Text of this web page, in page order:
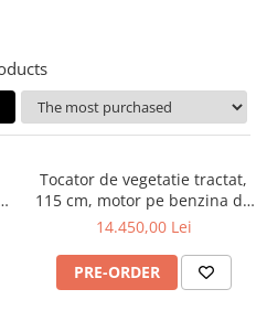
Tocator de vegetatie tractat,
115 cm, motor pe benzina de
15 CP, Jansen AT-120
14.450,00 Lei
PRE-ORDER